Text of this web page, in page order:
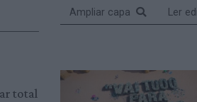
total
Ampliar capa Ler